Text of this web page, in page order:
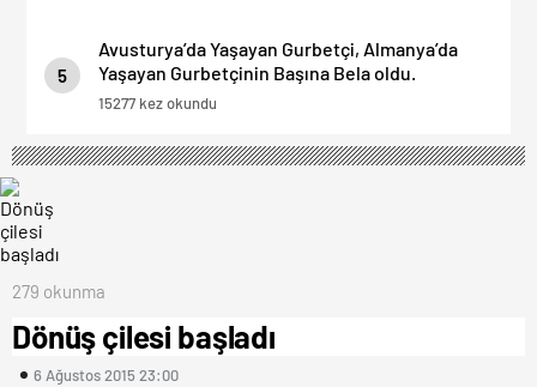
5
Avusturya’da Yaşayan Gurbetçi, Almanya’da
Yaşayan Gurbetçinin Başına Bela oldu.
15277 kez okundu
279 okunma
Dönüş çilesi başladı
6 Ağustos 2015 23:00